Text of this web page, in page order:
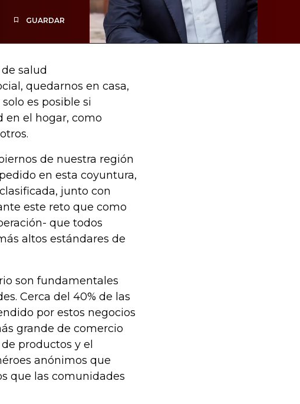
GUARDAR
salud
quedarnos en casa,
es posible si
en el hogar, como
de nuestra región
en esta coyuntura,
junto con
este reto que como
que todos
altos estándares de
son fundamentales
Cerca del 40% de las
por estos negocios
grande de comercio
productos y el
anónimos que
que las comunidades